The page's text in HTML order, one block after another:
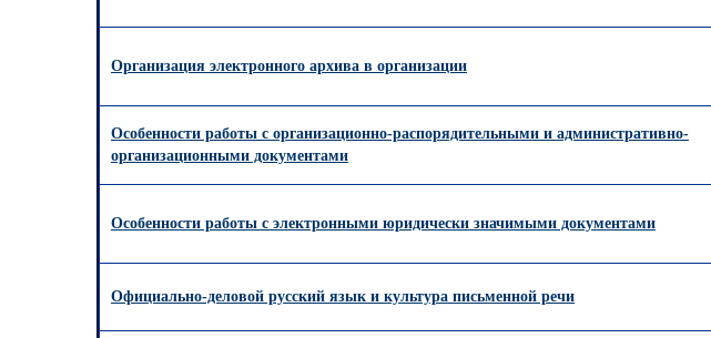
Организация электронного архива в организации
Особенности работы с организационно-распорядительными и административно-
организационными документами
Особенности работы с электронными юридически значимыми документами
Официально-деловой русский язык и культура письменной речи